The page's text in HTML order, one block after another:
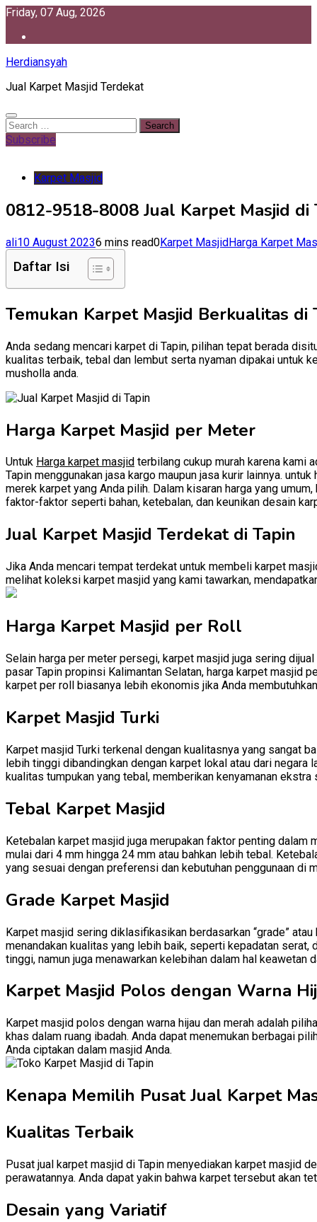
Skip
content
Friday, 07 Aug, 2026
Herdiansyah
Jual Karpet Masjid Terdekat
Search
for:
Subscribe
Karpet Masjid
0812-9518-8008 Jual Karpet Masjid di
ali10 August 20236 mins read0Karpet MasjidHarga Karpet
Daftar Isi
Temukan Karpet Masjid Berkualitas di
Anda sedang mencari karpet di Tapin, pilihan tepat berada
kualitas terbaik, tebal dan lembut serta nyaman dipakai untuk
musholla anda.
Harga Karpet Masjid per Meter
Untuk Harga karpet masjid terbilang cukup murah karena kami
Tapin menggunakan jasa kargo maupun jasa kurir lainnya.
merek karpet yang Anda pilih. Dalam kisaran harga yang
faktor-faktor seperti bahan, ketebalan, dan keunikan desain
Jual Karpet Masjid Terdekat di Tapin
Jika Anda mencari tempat terdekat untuk membeli karpet
melihat koleksi karpet masjid yang kami tawarkan,
Harga Karpet Masjid per Roll
Selain harga per meter persegi, karpet masjid juga sering
pasar Tapin propinsi Kalimantan Selatan, harga karpet masjid
karpet per roll biasanya lebih ekonomis jika Anda
Karpet Masjid Turki
Karpet masjid Turki terkenal dengan kualitasnya yang sangat
lebih tinggi dibandingkan dengan karpet lokal atau dari negara
kualitas tumpukan yang tebal, memberikan kenyamanan
Tebal Karpet Masjid
Ketebalan karpet masjid juga merupakan faktor penting
mulai dari 4 mm hingga 24 mm atau bahkan lebih tebal.
yang sesuai dengan preferensi dan kebutuhan penggunaan di
Grade Karpet Masjid
Karpet masjid sering diklasifikasikan berdasarkan “grade”
menandakan kualitas yang lebih baik, seperti kepadatan
tinggi, namun juga menawarkan kelebihan dalam hal keawetan
Karpet Masjid Polos dengan Warna
Karpet masjid polos dengan warna hijau dan merah adalah
khas dalam ruang ibadah. Anda dapat menemukan berbagai
Anda ciptakan dalam masjid Anda.
Kenapa Memilih Pusat Jual Karpet
Kualitas Terbaik
Pusat jual karpet masjid di Tapin menyediakan karpet masjid
perawatannya. Anda dapat yakin bahwa karpet tersebut akan
Desain yang Variatif